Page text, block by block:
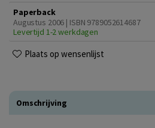
Paperback
Augustus 2006 | ISBN 9789052614687
Levertijd 1-2 werkdagen
Plaats op wensenlijst
Omschrijving